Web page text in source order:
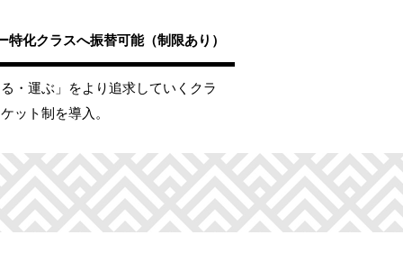
化クラスへ振替可能（制限あり）
・運ぶ」をより追求していくクラ
ット制を導入。